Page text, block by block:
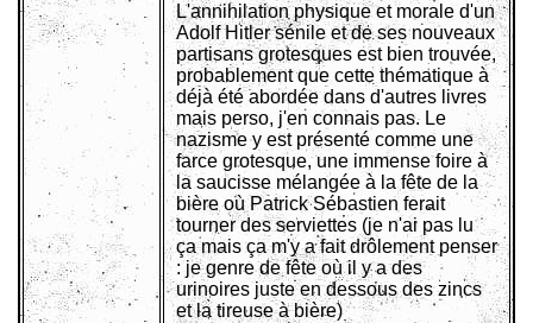
L'annihilation physique et morale d'un
Adolf Hitler sénile et de ses nouveaux
partisans grotesques est bien trouvée,
probablement que cette thématique à
déjà été abordée dans d'autres livres
mais perso, j'en connais pas. Le
nazisme y est présenté comme une
farce grotesque, une immense foire à
la saucisse mélangée à la fête de la
bière où Patrick Sébastien ferait
tourner des serviettes (je n'ai pas lu
ça mais ça m'y a fait drôlement penser
: je genre de fête où il y a des
urinoires juste en dessous des zincs
et la tireuse à bière)